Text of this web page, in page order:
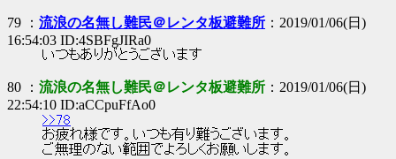
79 ： 流浪の名無し難民＠レンタ板避難所 ：2019/01/06(日)
16:54:03 ID:4SBFgJIRa0
いつもありがとうございます
80 ： 流浪の名無し難民＠レンタ板避難所 ：2019/01/06(日)
22:54:10 ID:aCCpuFfAo0
>>78
お疲れ様です。いつも有り難うございます。
ご無理のない範囲でよろしくお願いします。